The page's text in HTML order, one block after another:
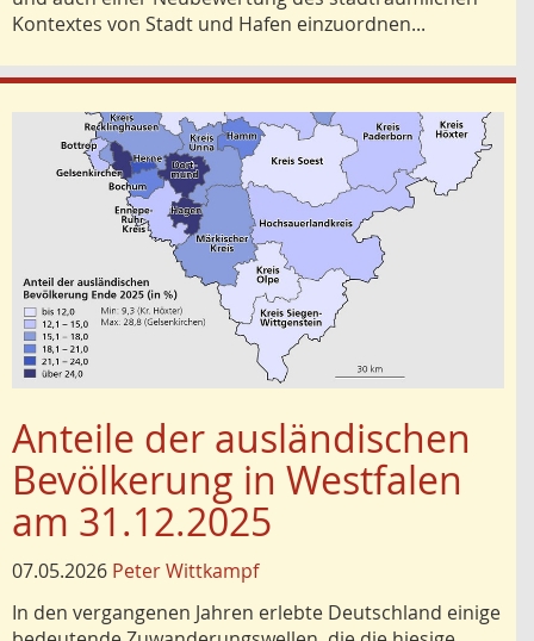
Kontextes von Stadt und Hafen einzuordnen...
Anteile der ausländischen
Bevölkerung in Westfalen
am 31.12.2025
07.05.2026 Peter Wittkampf
In den vergangenen Jahren erlebte Deutschland einige